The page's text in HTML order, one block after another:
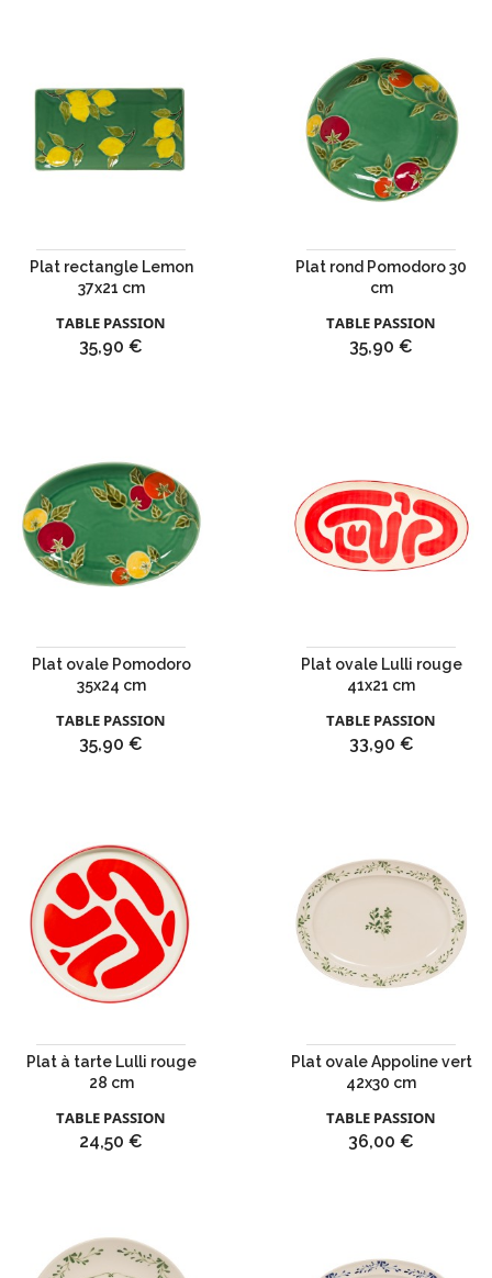
Plat rectangle Lemon
37x21 cm
TABLE PASSION
Prix
35,90 €
Plat rond Pomodoro 30
cm
TABLE PASSION
Prix
35,90 €
Plat ovale Pomodoro
35x24 cm
TABLE PASSION
Prix
35,90 €
Plat ovale Lulli rouge
41x21 cm
TABLE PASSION
Prix
33,90 €
Plat à tarte Lulli rouge
28 cm
TABLE PASSION
Prix
24,50 €
Plat ovale Appoline vert
42x30 cm
TABLE PASSION
Prix
36,00 €